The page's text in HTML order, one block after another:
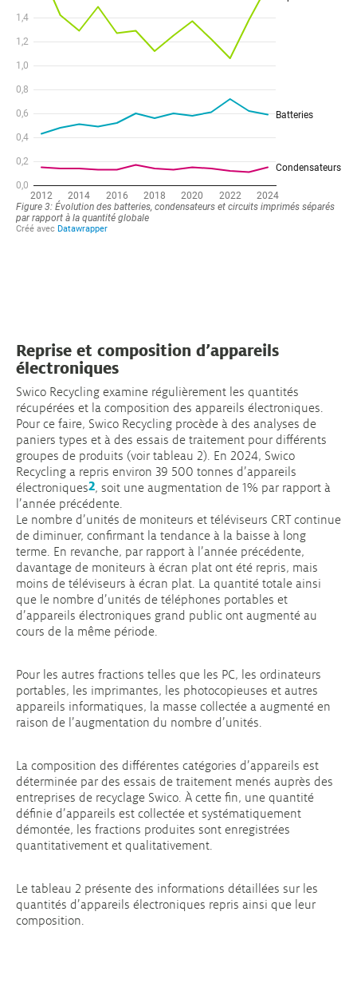
Reprise et composition d’appareils
électroniques
Swico Recycling examine régulièrement les quantités
récupérées et la composition des appareils électroniques.
Pour ce faire, Swico Recycling procède à des analyses de
paniers types et à des essais de traitement pour différents
groupes de produits (voir tableau 2). En 2024, Swico
Recycling a repris environ 39 500 tonnes d’appareils
électroniques2, soit une augmentation de 1% par rapport à
l’année précédente.
Le nombre d’unités de moniteurs et téléviseurs CRT continue
de diminuer, confirmant la tendance à la baisse à long
terme. En revanche, par rapport à l’année précédente,
davantage de moniteurs à écran plat ont été repris, mais
moins de téléviseurs à écran plat. La quantité totale ainsi
que le nombre d’unités de téléphones portables et
d’appareils électroniques grand public ont augmenté au
cours de la même période.
Pour les autres fractions telles que les PC, les ordinateurs
portables, les imprimantes, les photocopieuses et autres
appareils informatiques, la masse collectée a augmenté en
raison de l’augmentation du nombre d’unités.
La composition des différentes catégories d’appareils est
déterminée par des essais de traitement menés auprès des
entreprises de recyclage Swico. À cette fin, une quantité
définie d’appareils est collectée et systématiquement
démontée, les fractions produites sont enregistrées
quantitativement et qualitativement.
Le tableau 2 présente des informations détaillées sur les
quantités d’appareils électroniques repris ainsi que leur
composition.